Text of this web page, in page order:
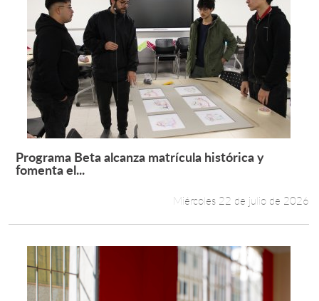
Leer más +
Programa Beta alcanza matrícula histórica y
fomenta el...
Miércoles 22 de julio de 2026